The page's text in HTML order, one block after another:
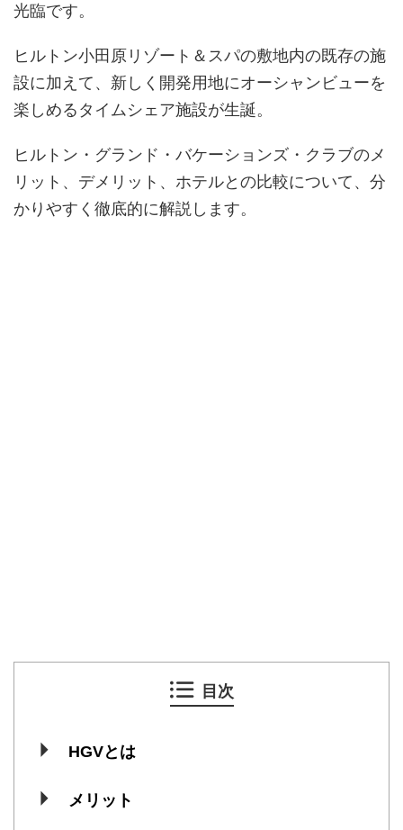
光臨です。
ヒルトン小田原リゾート＆スパの敷地内の既存の施
設に加えて、新しく開発用地にオーシャンビューを
楽しめるタイムシェア施設が生誕。
ヒルトン・グランド・バケーションズ・クラブのメ
リット、デメリット、ホテルとの比較について、分
かりやすく徹底的に解説します。
目次
HGVとは
メリット